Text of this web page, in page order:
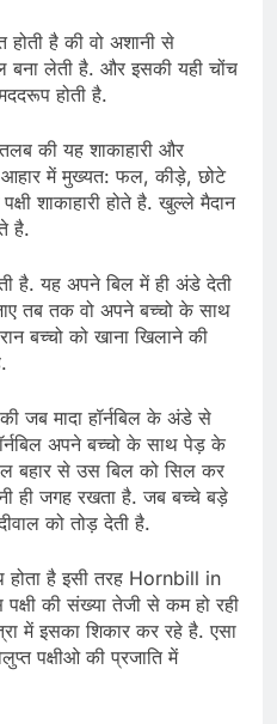
होती है की वो अशानी से
बना लेती है. और इसकी यही चोंच
होती है.
की यह शाकाहारी और
आहार में मुख्यत: फल, कीड़े, छोटे
शाकाहारी होते है. खुल्ले मैदान
है.
है. यह अपने बिल में ही अंडे देती
तब तक वो अपने बच्चो के साथ
बच्चो को खाना खिलाने की
जब मादा हॉर्नबिल के अंडे से
अपने बच्चो के साथ पेड़ के
बहार से उस बिल को सिल कर
ही जगह रखता है. जब बच्चे बड़े
को तोड़ देती है.
है इसी तरह Hornbill in
की संख्या तेजी से कम हो रही
में इसका शिकार कर रहे है. एसा
पक्षीओ की प्रजाति में